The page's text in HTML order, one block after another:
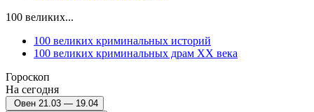
100 великих...
100 великих криминальных историй
100 великих криминальных драм ХХ века
Гороскоп
На сегодня
Овен 21.03 — 19.04